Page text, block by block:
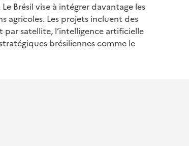
Brésil vise à intégrer davantage les
agricoles. Les projets incluent des
par satellite, l’intelligence artificielle
brésiliennes comme le